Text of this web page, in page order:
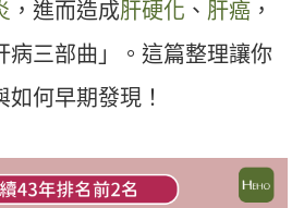
，進而造成肝硬化 、 肝癌 ，
病三部曲」。這篇整理讓你
何早期發現！